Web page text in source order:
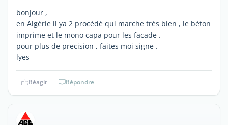
bonjour ,
en Algérie il ya 2 procédé qui marche très bien , le béton
imprime et le mono capa pour les facade .
pour plus de precision , faites moi signe .
lyes
Réagir Répondre